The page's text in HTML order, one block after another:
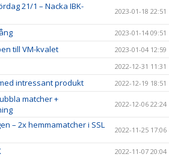
21/1 – Nacka IBK-
2023-01-18 22:51
2023-01-14 09:51
till VM-kvalet 2023-01-04 12:59
2022-12-31 11:31
intressant produkt 2022-12-19 18:51
matcher +
2022-12-06 22:24
– 2x hemmamatcher i SSL
2022-11-25 17:06
2022-11-07 20:04